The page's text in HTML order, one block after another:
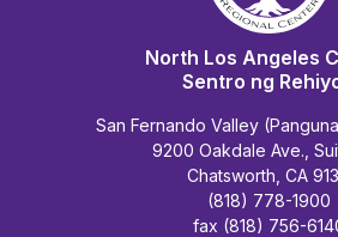
North Los Angeles
Sentro ng
San Fernando Valley
9200 Oakdale Ave.,
Chatsworth, CA
(818) 778-1900
fax (818) 756-